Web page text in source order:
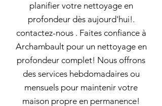
planifier votre nettoyage en
profondeur dès aujourd'hui!.
contactez-nous . Faites confiance à
Archambault pour un nettoyage en
profondeur complet! Nous offrons
des services hebdomadaires ou
mensuels pour maintenir votre
maison propre en permanence!